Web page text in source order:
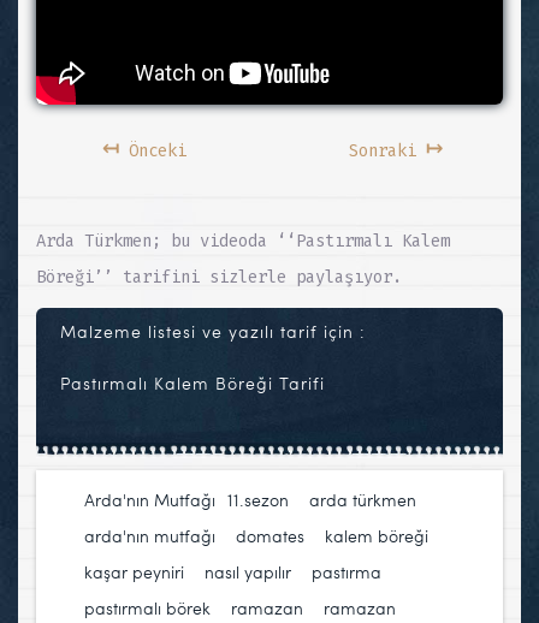
↤Önceki Sonraki ↦
Arda Türkmen; bu videoda ‘‘Pastırmalı Kalem
Böreği’’ tarifini sizlerle paylaşıyor.
Malzeme listesi ve yazılı tarif için :
Pastırmalı Kalem Böreği Tarifi
Arda'nın Mutfağı 11.sezon arda türkmen
arda'nın mutfağı
domates kalem böreği
kaşar peyniri
nasıl yapılır pastırma
pastırmalı börek
ramazan
ramazan